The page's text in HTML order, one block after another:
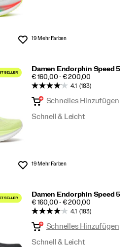
Wunschliste
19 Mehr Farben
Damen Endorphin Speed 5
PRICE
€ 160,00 - € 200,00
Wunschliste
4.1 (183)
Schnelles Hinzufügen
Schnell & Leicht
19 Mehr Farben
Damen Endorphin Speed 5
PRICE
€ 160,00 - € 200,00
4.1 (183)
Schnelles Hinzufügen
Schnell & Leicht